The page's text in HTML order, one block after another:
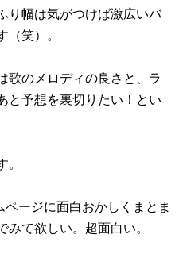
り幅は気がつけば激広いバ
（笑）。
歌のメロディの良さと、ラ
と予想を裏切りたい！とい
。
ージに面白おかしくまとま
みて欲しい。超面白い。